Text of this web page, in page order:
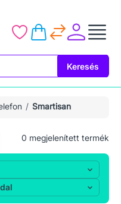
Keresés
Smartisan
0 megjelenített termék